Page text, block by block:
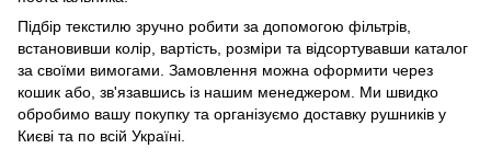
Підбір текстилю зручно робити за допомогою фільтрів,
встановивши колір, вартість, розміри та відсортувавши каталог
за своїми вимогами. Замовлення можна оформити через
кошик або, зв'язавшись із нашим менеджером. Ми швидко
обробимо вашу покупку та організуємо доставку рушників у
Києві та по всій Україні.